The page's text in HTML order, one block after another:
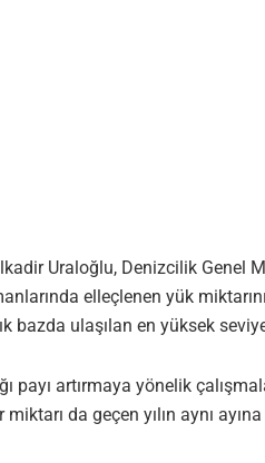
Uraloğlu, Denizcilik Genel
elleçlenen yük
bazda ulaşılan en yüksek
payı artırmaya yönelik
da geçen yılın aynı